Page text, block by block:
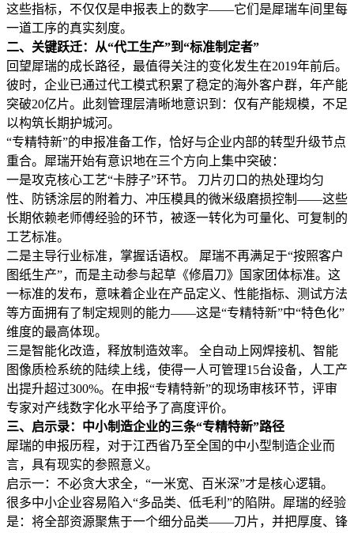
这些指标，不仅仅是申报表上的数字——它们是犀瑞车间里每
一道工序的真实刻度。
二、关键跃迁：从“代工生产”到“标准制定者”
回望犀瑞的成长路径，最值得关注的变化发生在2019年前后。
彼时，企业已通过代工模式积累了稳定的海外客户群，年产能
突破20亿片。此刻管理层清晰地意识到：仅有产能规模，不足
以构筑长期护城河。
“专精特新”的申报准备工作，恰好与企业内部的转型升级节点
重合。犀瑞开始有意识地在三个方向上集中突破：
一是攻克核心工艺“卡脖子”环节。 刀片刃口的热处理均匀
性、防锈涂层的附着力、冲压模具的微米级磨损控制——这些
长期依赖老师傅经验的环节，被逐一转化为可量化、可复制的
工艺标准。
二是主导行业标准，掌握话语权。 犀瑞不再满足于“按照客户
图纸生产”，而是主动参与起草《修眉刀》国家团体标准。这
一标准的发布，意味着企业在产品定义、性能指标、测试方法
等方面拥有了制定规则的能力——这是“专精特新”中“特色化”
维度的最高体现。
三是智能化改造，释放制造效率。 全自动上网焊接机、智能
图像质检系统的陆续上线，使得一人可管理15台设备，人工产
出提升超过300%。在申报“专精特新”的现场审核环节，评审
专家对产线数字化水平给予了高度评价。
三、启示录：中小制造企业的三条“专精特新”路径
犀瑞的申报历程，对于江西省乃至全国的中小型制造企业而
言，具有现实的参照意义。
启示一：不必贪大求全，“一米宽、百米深”才是核心逻辑。
很多中小企业容易陷入“多品类、低毛利”的陷阱。犀瑞的经验
是：将全部资源聚焦于一个细分品类——刀片，并把厚度、锋